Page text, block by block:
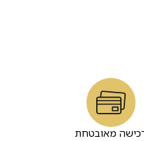
מאובטחת